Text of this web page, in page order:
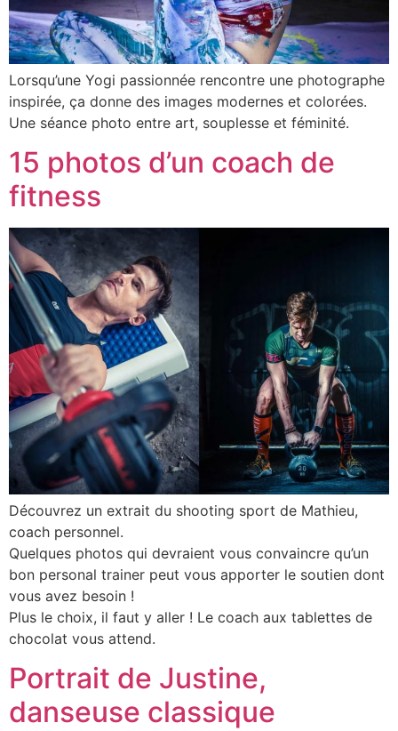
Lorsqu’une Yogi passionnée rencontre une photographe
inspirée, ça donne des images modernes et colorées.
Une séance photo entre art, souplesse et féminité.
15 photos d’un coach de
fitness
Découvrez un extrait du shooting sport de Mathieu,
coach personnel.
Quelques photos qui devraient vous convaincre qu’un
bon personal trainer peut vous apporter le soutien dont
vous avez besoin !
Plus le choix, il faut y aller ! Le coach aux tablettes de
chocolat vous attend.
Portrait de Justine,
danseuse classique